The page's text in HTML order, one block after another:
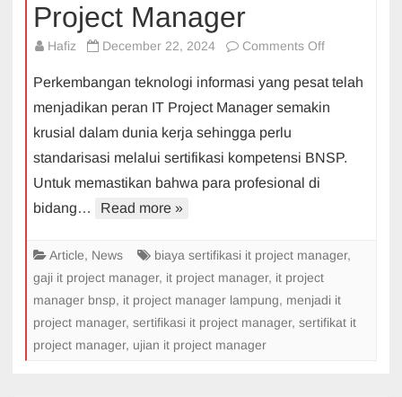
Project Manager
Hafiz December 22, 2024 Comments Offon
BNSP
IT
Manager
Perkembangan teknologi informasi yang pesat telah
menjadikan peran IT Project Manager semakin
krusial dalam dunia kerja sehingga perlu
standarisasi melalui sertifikasi kompetensi BNSP.
Untuk memastikan bahwa para profesional di
bidang…
Read more »
Article, News biaya sertifikasi it project manager,
gaji it project manager, it project manager, it project
manager bnsp, it project manager lampung, menjadi it
project manager, sertifikasi it project manager, sertifikat it
project manager, ujian it project manager